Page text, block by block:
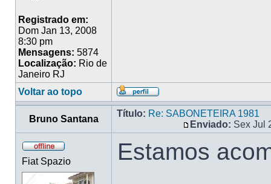
Registrado em:
Dom Jan 13, 2008
8:30 pm
Mensagens: 5874
Localização: Rio de
Janeiro RJ
Voltar ao topo
Bruno Santana
Título: Re: SABONETEIRA 1981
Enviado: Sex Jul
Fiat Spazio
Estamos